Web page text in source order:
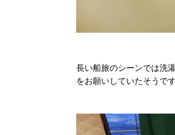
長い船旅のシーンでは洗
をお願いしていたそうです